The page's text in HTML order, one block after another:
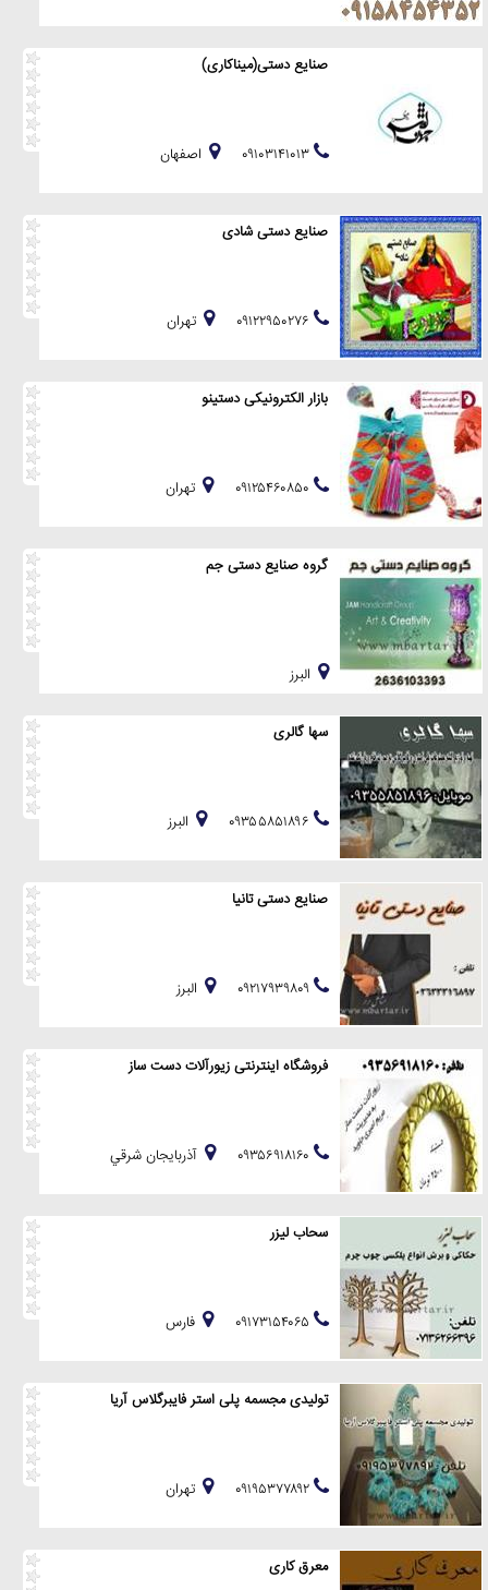
صنایع دستی(میناکاری)
اصفهان
صنایع دستی شادی
تهران
بازار الکترونیکی دستینو
تهران
گروه صنایع دستی جم
البرز
سها گالری
البرز
صنایع دستی تانیا
البرز
فروشگاه اینترنتی زیورآلات دست ساز
آذربايجان شرقي
سحاب لیزر
فارس
تولیدی مجسمه پلی استر فایبرگلاس آریا
تهران
معرق کاری